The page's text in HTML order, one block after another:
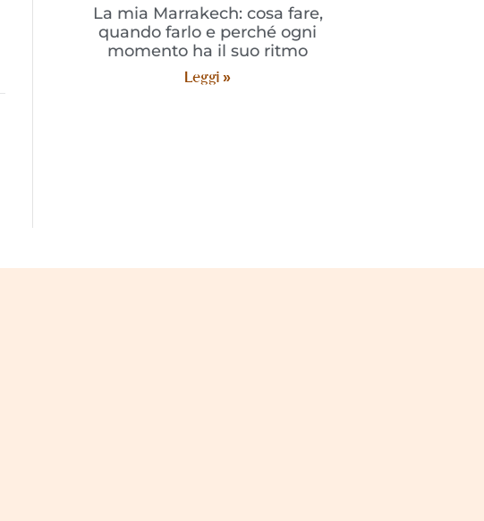
La mia Marrakech: cosa fare,
quando farlo e perché ogni
momento ha il suo ritmo
Leggi »